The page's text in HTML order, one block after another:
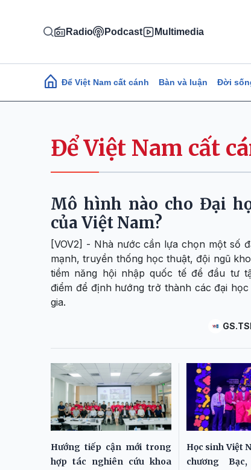
Radio Podcast Multimedia
Main navigation
Để Việt Nam cất cánh Bàn và luận Đời
Để Việt Nam cất
Mô hình nào cho Đại
của Việt Nam?
[VOV2] - Nhà nước cần lựa chọn một số
mạnh, truyền thống học thuật, đội ngũ
tiềm năng hội nhập quốc tế để đầu tư
điểm để định hướng trở thành các đại
gia.
Hướng tiếp cận mới trong
hợp tác nghiên cứu khoa
Học sinh Việt
chương